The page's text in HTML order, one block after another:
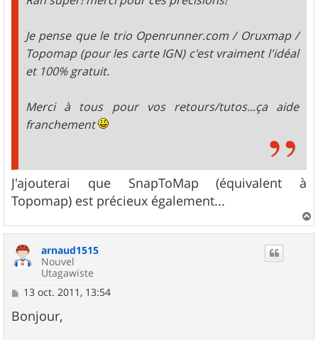
Je pense que le trio Openrunner.com / Oruxmap /
Topomap (pour les carte IGN) c'est vraiment l'idéal
et 100% gratuit.
Merci à tous pour vos retours/tutos...ça aide
franchement
J'ajouterai que SnapToMap (équivalent à
Topomap) est précieux également...
a
arnaud1515
Nouvel
Utagawiste
M
s
s
13 oct. 2011, 13:54
Bonjour,